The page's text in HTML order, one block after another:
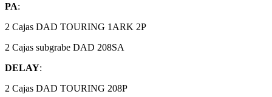
PA:
2 Cajas DAD TOURING 1ARK 2P
2 Cajas subgrabe DAD 208SA
DELAY:
2 Cajas DAD TOURING 208P